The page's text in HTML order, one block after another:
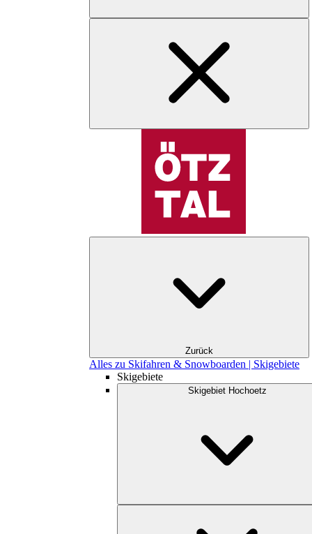
Zurück
Alles zu Skifahren & Snowboarden | Skigebiete
Skigebiete
Skigebiet Hochoetz